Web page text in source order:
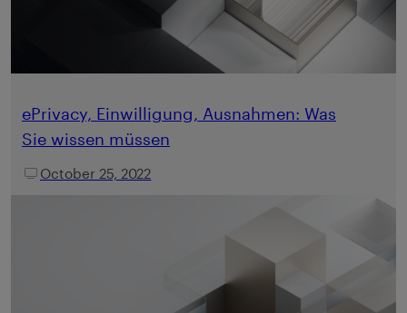
ePrivacy, Einwilligung, Ausnahmen: Was
Sie wissen müssen
October 25, 2022